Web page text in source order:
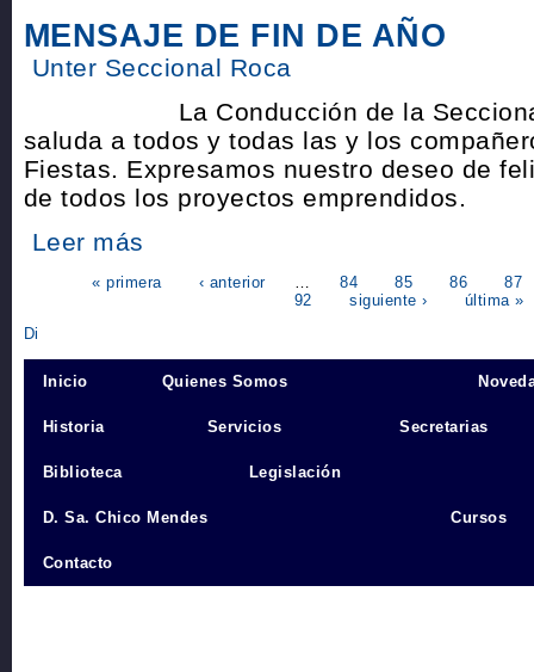
MENSAJE DE FIN DE AÑO
Unter Seccional Roca
La Conducción de la Seccional
saluda a todos y todas las y los
Fiestas. Expresamos nuestro deseo de
de todos los proyectos emprendidos.
Leer más
« primera ‹ anterior 84 85 86
87
92
siguiente › última »
Inicio Quienes Somos
Historia Servicios Secretarias
Biblioteca Legislación
D. Sa. Chico Mendes Cursos
Contacto